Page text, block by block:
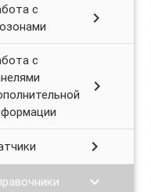
с
chevron_right
с
chevron_right
chevron_right
chevron_right